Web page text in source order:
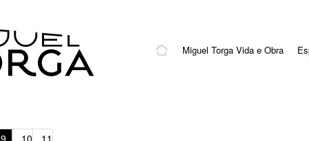
Miguel Torga Vida e Obra
9 10 11